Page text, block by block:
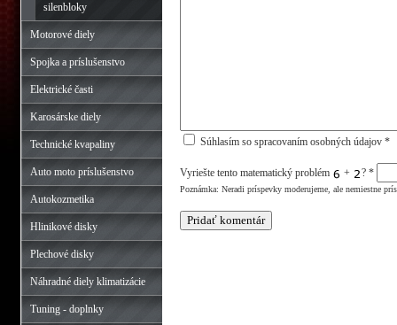
silenbloky
Motorové diely
Spojka a príslušenstvo
Elektrické časti
Karosárske diely
Technické kvapaliny
Auto moto príslušenstvo
Autokozmetika
Hlinikové disky
Plechové disky
Náhradné diely klimatizácie
Tuning - doplnky
Súhlasím so spracovaním osobných údajov *
Vyriešte tento matematický problém + ? *
Poznámka: Neradi príspevky moderujeme, ale nemiestne